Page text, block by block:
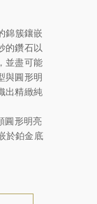
錦簇鑲嵌
的鑽石以
並盡可能
與圓形明
出精緻純
圓形明亮
於鉑金底